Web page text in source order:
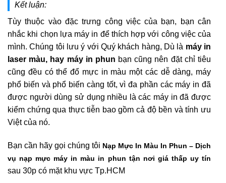
Kết luận:
Tùy thuộc vào đặc trưng công việc của bạn, bạn cân
nhắc khi chọn lựa máy in để thích hợp với công việc của
mình. Chúng tôi lưu ý với Quý khách hàng, Dù là máy in
laser màu, hay máy in phun bạn cũng nên đặt chỉ tiêu
cũng đều có thể đổ mực in màu một các dễ dàng, máy
phổ biến và phổ biến càng tốt, vì đa phần các máy in đã
được người dùng sử dụng nhiều là các máy in đã được
kiểm chứng qua thực tiễn bao gồm cả độ bền và tính ưu
Việt của nó.
Bạn cần hãy gọi chúng tôi Nạp Mực In Màu In Phun – Dịch
vụ nạp mực máy in màu in phun tận nơi giá thấp uy tín
sau 30p có mặt khu vực Tp.HCM